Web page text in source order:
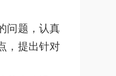
问题，认真
，提出针对